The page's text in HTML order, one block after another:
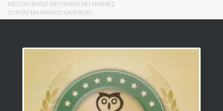
RESTAURANT ΜΠΥΡΑΡΙΑ ΜΠΥΡΑΡΙΕΣ
ΣΥΝΤΑΓΜΑ MARKO GKIERGKI